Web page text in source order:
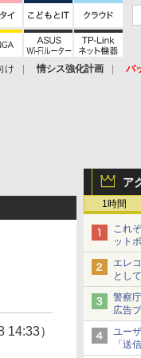
け 情シス強化計画 バ
ア
1時間
これ
ット
ード
ど！
エレ
とし
スツ
えず
警察
広告
広告
使っ
ユー
「送
14:33）